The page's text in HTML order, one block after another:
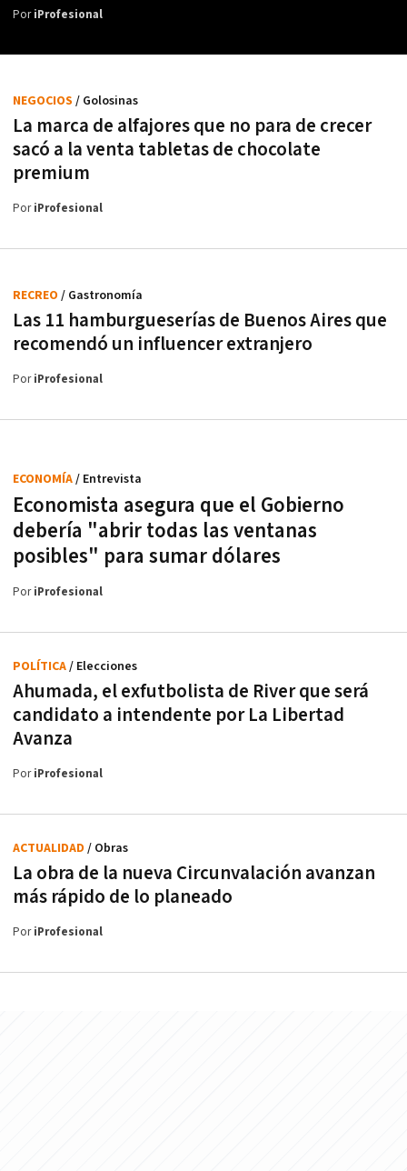
PoriProfesional
La marca de alfajores que no para de crecer
sacó a la venta tabletas de chocolate
premium
NEGOCIOS / Golosinas
PoriProfesional
Las 11 hamburgueserías de Buenos Aires que
recomendó un influencer extranjero
RECREO / Gastronomía
PoriProfesional
Economista asegura que el Gobierno
debería "abrir todas las ventanas
posibles" para sumar dólares
ECONOMÍA/ Entrevista
PoriProfesional
Ahumada, el exfutbolista de River que será
candidato a intendente por La Libertad
Avanza
POLÍTICA/ Elecciones
PoriProfesional
La obra de la nueva Circunvalación avanzan
más rápido de lo planeado
ACTUALIDAD / Obras
PoriProfesional